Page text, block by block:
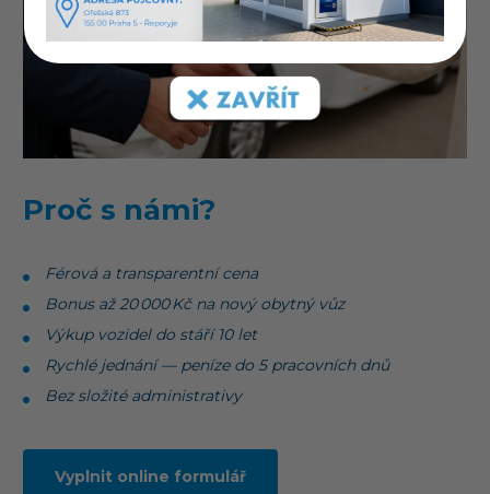
Proč s námi?
Férová a transparentní cena
Bonus až 20000Kč na nový obytný vůz
Výkup vozidel do stáří 10 let
Rychlé jednání — peníze do 5 pracovních dnů
Bez složité administrativy
Vyplnit online formulář